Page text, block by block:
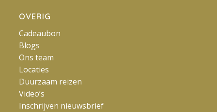
OVERIG
Cadeaubon
Blogs
Ons team
Locaties
Duurzaam reizen
Video’s
Inschrijven nieuwsbrief